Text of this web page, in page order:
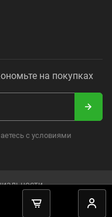
на покупках
с условиями
Все права защищены.